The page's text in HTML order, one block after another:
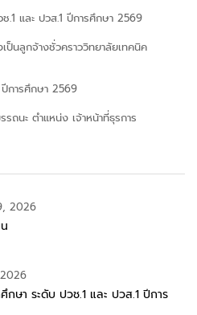
.1 และ ปวส.1 ปีการศึกษา 2569
นลูกจ้างชั่วคราววิทยาลัยเทคนิค
การศึกษา 2569
รถนะ ตำแหน่ง เจ้าหน้าที่ธุรการ
2026
กษา ระดับ ปวช.1 และ ปวส.1 ปีการ